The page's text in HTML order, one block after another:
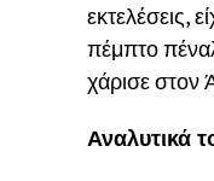
εκτελέσεις,
πέμπτο
χάρισε στον
Αναλυτικά